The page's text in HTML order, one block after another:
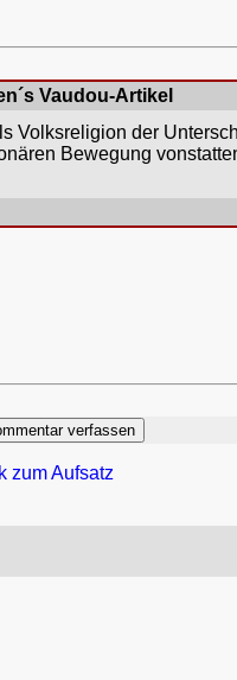
Vaudou-Artikel
der
Bewegung
zum Aufsatz